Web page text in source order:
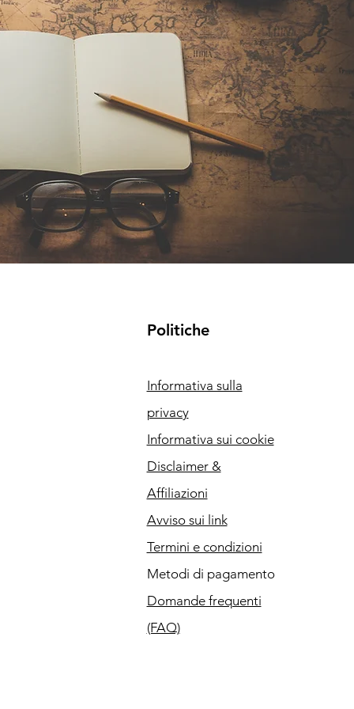
Politiche
Informativa sulla
privacy
Informativa sui cookie
Disclaimer &
Affiliazioni
Avviso sui link
Termini e condizioni
Metodi di pagamento
Domande frequenti
(FAQ)